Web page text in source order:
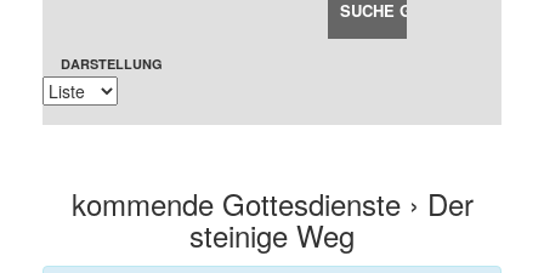
Navigation
DARSTELLUNG
kommende Gottesdienste› Der
steinige Weg